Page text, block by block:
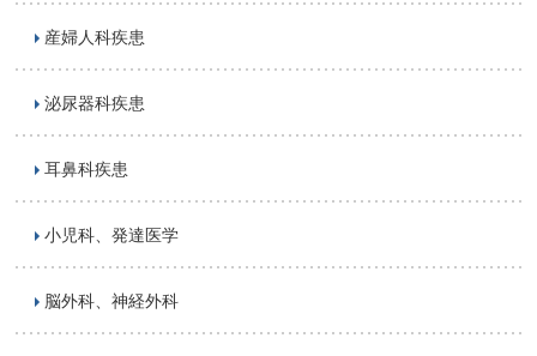
産婦人科疾患
泌尿器科疾患
耳鼻科疾患
小児科、発達医学
脳外科、神経外科